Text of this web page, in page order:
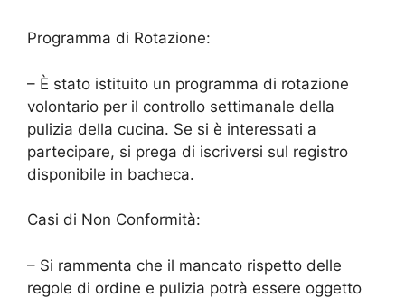
Programma di Rotazione:
– È stato istituito un programma di rotazione
volontario per il controllo settimanale della
pulizia della cucina. Se si è interessati a
partecipare, si prega di iscriversi sul registro
disponibile in bacheca.
Casi di Non Conformità:
– Si rammenta che il mancato rispetto delle
regole di ordine e pulizia potrà essere oggetto